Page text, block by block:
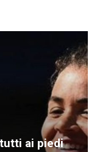
ai piedi